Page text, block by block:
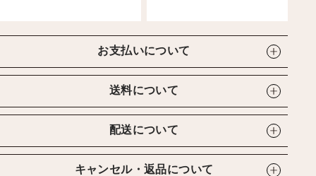
お支払いについて
送料について
配送について
キャンセル・返品について